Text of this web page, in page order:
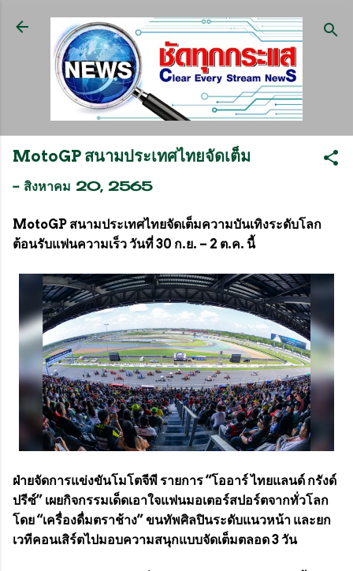
ข้ามไปที่เนื้อหาหลัก
MotoGP สนามประเทศไทยจัดเต็ม
- สิงหาคม 20, 2565
MotoGP สนามประเทศไทยจัดเต็มความบันเทิงระดับโลก
ต้อนรับแฟนความเร็ว วันที่ 30 ก.ย. – 2 ต.ค. นี้
ฝ่ายจัดการแข่งขันโมโตจีพี รายการ “โออาร์ ไทยแลนด์ กรังด์
ปรีซ์” เผยกิจกรรมเด็ดเอาใจแฟนมอเตอร์สปอร์ตจากทั่วโลก
โดย “เครื่องดื่มตราช้าง” ขนทัพศิลปินระดับแนวหน้า และยก
เวทีคอนเสิร์ตไปมอบความสนุกแบบจัดเต็มตลอด 3 วัน